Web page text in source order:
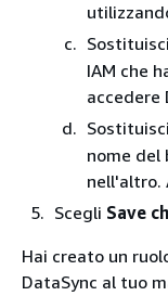
IAM che
accedere
nome del
nell'altro.
Scegli Save
Hai creato un
DataSync al tuo